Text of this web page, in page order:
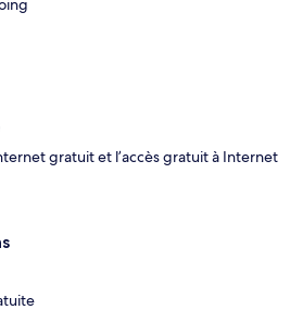
gratuit et l’accès gratuit à Internet